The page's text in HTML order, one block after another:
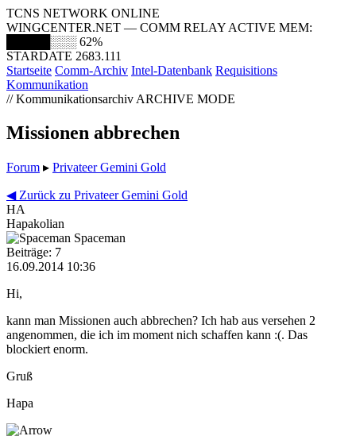
TCNS NETWORK ONLINE
WINGCENTER.NET — COMM RELAY ACTIVE MEM:
█████░░░ 62%
STARDATE 2683.111
Startseite Comm-Archiv Intel-Datenbank Requisitions
Kommunikation
// Kommunikationsarchiv ARCHIVE MODE
Missionen abbrechen
Forum ▸ Privateer Gemini Gold
◀ Zurück zu Privateer Gemini Gold
HA
Hapakolian
Spaceman
Beiträge: 7
16.09.2014 10:36
Hi,
kann man Missionen auch abbrechen? Ich hab aus versehen 2
angenommen, die ich im moment nich schaffen kann :(. Das
blockiert enorm.
Gruß
Hapa